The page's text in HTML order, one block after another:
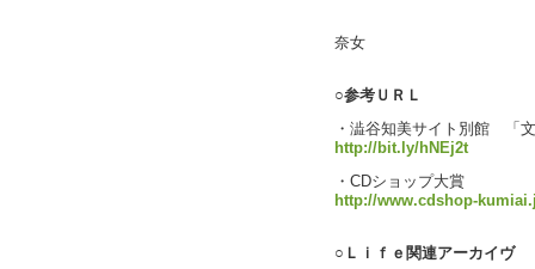
奈女
○参考ＵＲＬ
・澁谷知美サイト別館 「
http://bit.ly/hNEj2t
・CDショップ大賞
http://www.cdshop-
○Ｌｉｆｅ関連アーカイヴ